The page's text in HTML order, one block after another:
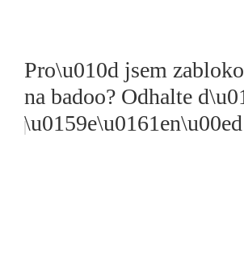
Pro\u010d jsem
na badoo? Odhalte
\u0159e\u0161en\u00ed